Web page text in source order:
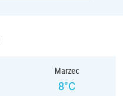
Marzec
8°C